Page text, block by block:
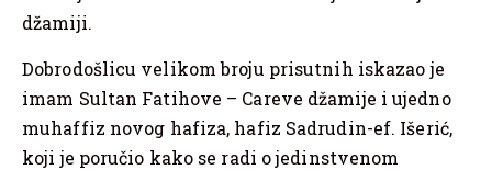
džamiji.
Dobrodošlicu velikom broju prisutnih iskazao je
imam Sultan Fatihove – Careve džamije i ujedno
muhaffiz novog hafiza, hafiz Sadrudin-ef. Išerić,
koji je poručio kako se radi o jedinstvenom